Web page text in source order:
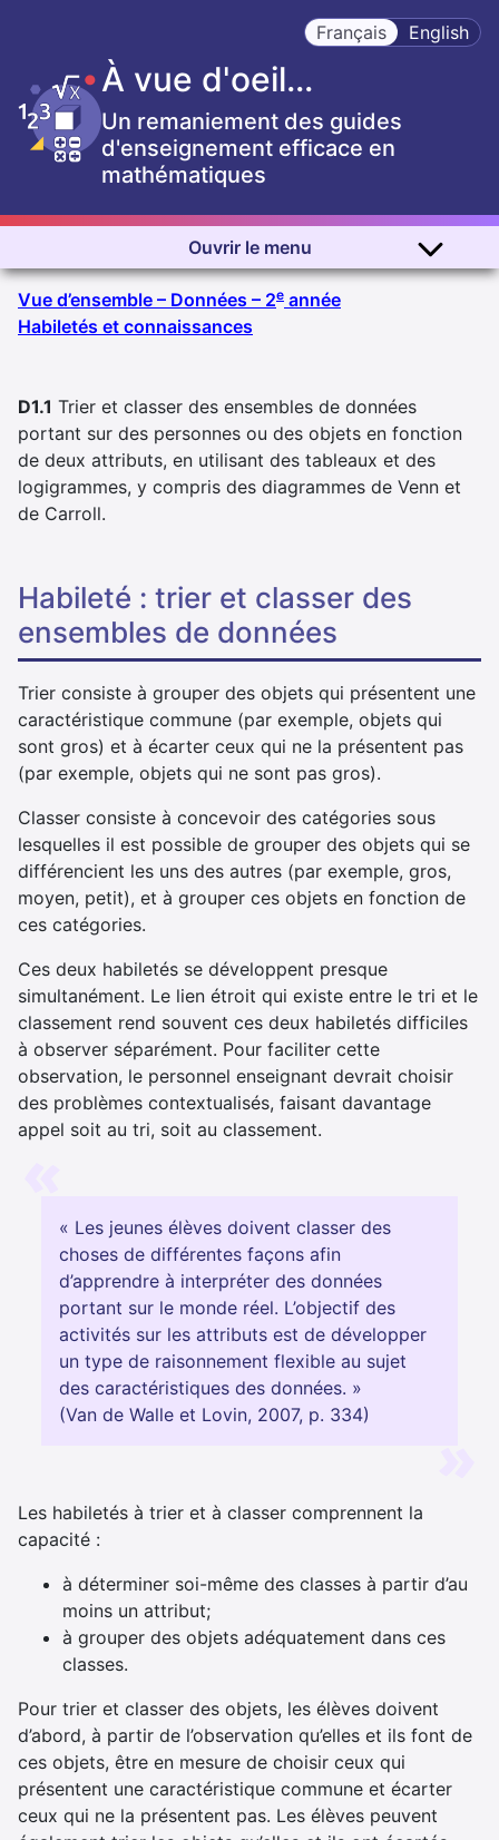
À vue d'oeil...
Un remaniement des guides
d'enseignement efficace en
mathématiques
Français English
Ouvrir le menu
Vue d’ensemble – Données – 2e année
Habiletés et connaissances
D1.1 Trier et classer des ensembles de données
portant sur des personnes ou des objets en fonction
de deux attributs, en utilisant des tableaux et des
logigrammes, y compris des diagrammes de Venn et
de Carroll.
habileté : trier et classer des
ensembles de données
Trier consiste à grouper des objets qui présentent une
caractéristique commune (par exemple, objets qui
sont gros) et à écarter ceux qui ne la présentent pas
(par exemple, objets qui ne sont pas gros).
Classer consiste à concevoir des catégories sous
lesquelles il est possible de grouper des objets qui se
différencient les uns des autres (par exemple, gros,
moyen, petit), et à grouper ces objets en fonction de
ces catégories.
Ces deux habiletés se développent presque
simultanément. Le lien étroit qui existe entre le tri et le
classement rend souvent ces deux habiletés difficiles
à observer séparément. Pour faciliter cette
observation, le personnel enseignant devrait choisir
des problèmes contextualisés, faisant davantage
appel soit au tri, soit au classement.
« Les jeunes élèves doivent classer des
choses de différentes façons afin
d’apprendre à interpréter des données
portant sur le monde réel. L’objectif des
activités sur les attributs est de développer
un type de raisonnement flexible au sujet
des caractéristiques des données. »
(Van de Walle et Lovin, 2007, p. 334)
Les habiletés à trier et à classer comprennent la
capacité :
à déterminer soi-même des classes à partir d’au
moins un attribut;
à grouper des objets adéquatement dans ces
classes.
Pour trier et classer des objets, les élèves doivent
d’abord, à partir de l’observation qu’elles et ils font de
ces objets, être en mesure de choisir ceux qui
présentent une caractéristique commune et écarter
ceux qui ne la présentent pas. Les élèves peuvent